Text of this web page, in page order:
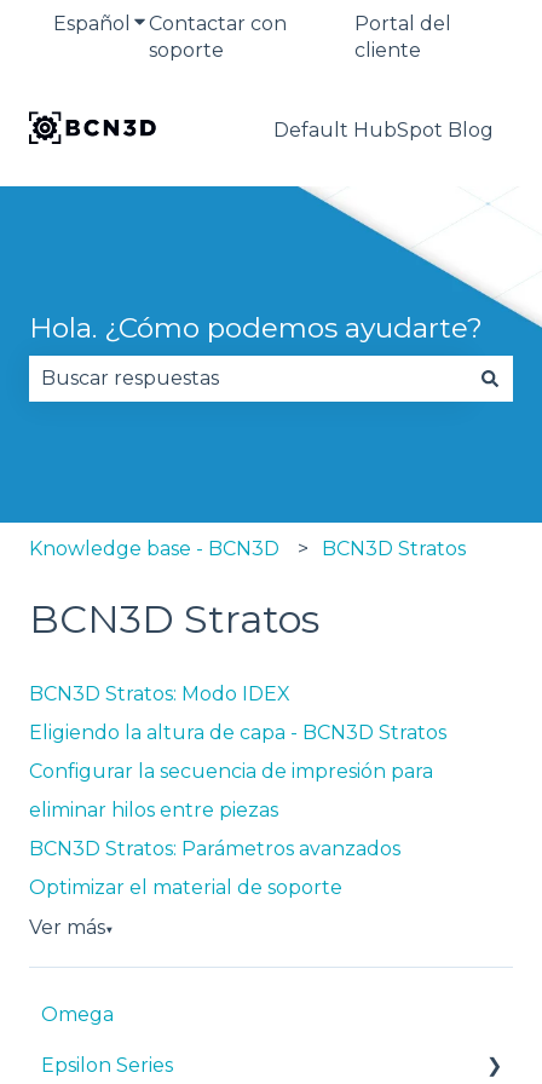
Español Traducciones de Mostrar submenú de
Contactar con
soporte
Portal del
cliente
Default HubSpot Blog
Hola. ¿Cómo podemos ayudarte?
Knowledge base - BCN3D BCN3D Stratos
BCN3D Stratos
BCN3D Stratos: Modo IDEX
Eligiendo la altura de capa - BCN3D Stratos
Configurar la secuencia de impresión para
eliminar hilos entre piezas
BCN3D Stratos: Parámetros avanzados
Optimizar el material de soporte
Ver más▼
Omega
Epsilon Series